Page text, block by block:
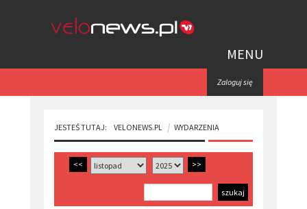
MENU
Zaloguj się
JESTEŚ TUTAJ: VELONEWS.PL WYDARZENIA
<< >>